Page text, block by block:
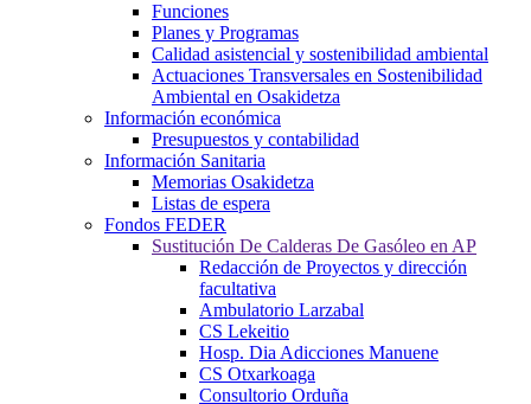
Funciones
Planes y Programas
Calidad asistencial y sostenibilidad ambiental
Actuaciones Transversales en Sostenibilidad
Ambiental en Osakidetza
Información económica
Presupuestos y contabilidad
Información Sanitaria
Memorias Osakidetza
Listas de espera
Fondos FEDER
Sustitución De Calderas De Gasóleo en AP
Redacción de Proyectos y dirección
facultativa
Ambulatorio Larzabal
CS Lekeitio
Hosp. Dia Adicciones Manuene
CS Otxarkoaga
Consultorio Orduña